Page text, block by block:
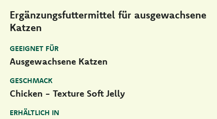
Ergänzungsfuttermittel für ausgewachsene
Katzen
GEEIGNET FÜR
Ausgewachsene Katzen
GESCHMACK
Chicken - Texture Soft Jelly
ERHÄLTLICH IN